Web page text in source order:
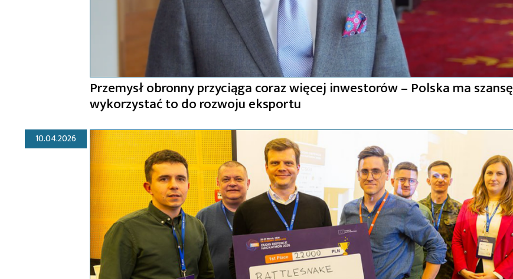
Przemysł obronny przyciąga coraz więcej inwestorów – Polska ma szansę
wykorzystać to do rozwoju eksportu
10.04.2026